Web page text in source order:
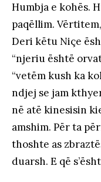
Humbja e kohës.
paqëllim.
Deri këtu Niçe
“njeriu është
“vetëm kush ka
ndjej se jam
në atë kinesisin
amshim. Për ta
thoshte as
duarsh. E që